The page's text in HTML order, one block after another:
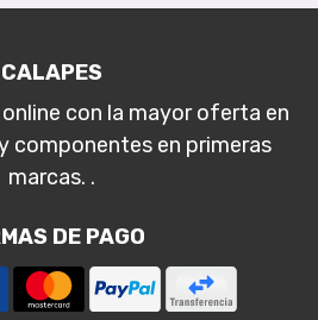
CALAPES
con la mayor oferta en
componentes en primeras
marcas. .
DE PAGO